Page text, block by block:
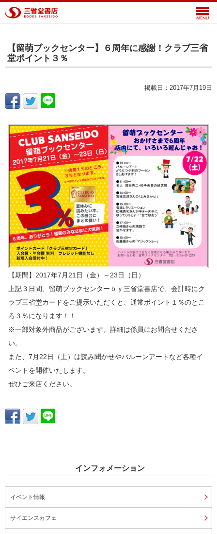
【留萌ブックセンター】６周年に感謝！クラブ三省
堂ポイント３％
掲載日：2017年7月19日
【期間】2017年7月21日（金）～23日（日）
上記３日間、留萌ブックセンターｂｙ三省堂書店で、会計時にク
ラブ三省堂カードをご提示いただくと、通常ポイント１％のとこ
ろ３％になります！！
※一部対象外商品がございます。詳細は係員にお問合せくださ
い。
また、7月22日（土）は読み聞かせやバルーンアートなど各種イ
ベントを開催いたします。
ぜひご来店ください。
インフォメーション
イベント情報
サイエンスカフェ